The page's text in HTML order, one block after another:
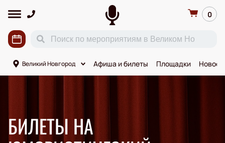
0
Великий Новгород Афиша и билеты Площадки
БИЛЕТЫ НА